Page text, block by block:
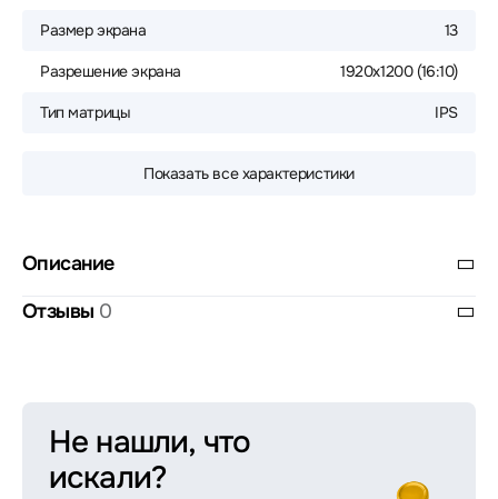
Размер экрана 13
Разрешение экрана 1920x1200 (16:10)
Тип матрицы IPS
Показать все характеристики
Описание
Отзывы 0
Не нашли, что
искали?